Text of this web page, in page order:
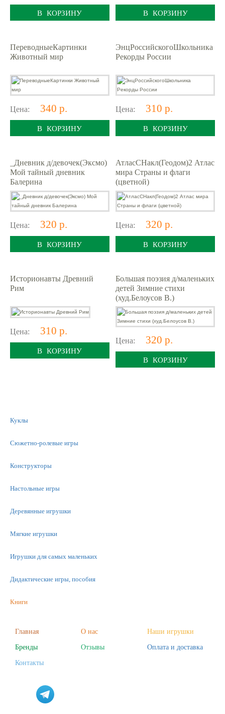
В КОРЗИНУ В КОРЗИНУ
ПереводныеКартинки
Животный мир
Цена: 340 р.
В КОРЗИНУ
ЭнцРоссийскогоШкольника
Рекорды России
Цена: 310 р.
В КОРЗИНУ
_Дневник д/девочек(Эксмо)
Мой тайный дневник
Балерина
Цена: 320 р.
В КОРЗИНУ
АтласСНакл(Геодом)2 Атлас
мира Страны и флаги
(цветной)
Цена: 320 р.
В КОРЗИНУ
Историонавты Древний
Рим
Цена: 310 р.
В КОРЗИНУ
Большая поэзия д/маленьких
детей Зимние стихи
(худ.Белоусов В.)
Цена: 320 р.
В КОРЗИНУ
Куклы
Сюжетно-ролевые игры
Конструкторы
Настольные игры
Деревянные игрушки
Мягкие игрушки
Игрушки для самых маленьких
Дидактические игры, пособия
Книги
Фигурки
Наборы для творчества
Главная О нас
Наши игрушки
Бренды
Отзывы
Оплата и доставка
Контакты